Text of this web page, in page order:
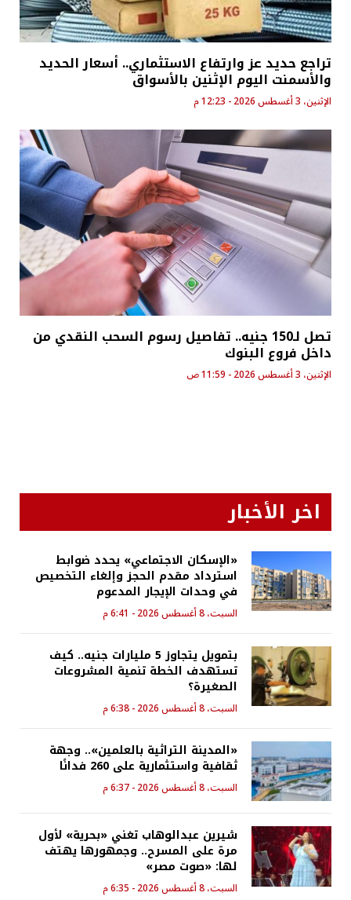
تراجع حديد عز وارتفاع الاستثماري.. أسعار الحديد
والأسمنت اليوم الإثنين بالأسواق
الإثنين، 3 أغسطس 2026 - 12:23 م
تصل لـ150 جنيه.. تفاصيل رسوم السحب النقدي من
داخل فروع البنوك
الإثنين، 3 أغسطس 2026 - 11:59 ص
اخر الأخبار
«الإسكان الاجتماعي» يحدد ضوابط
استرداد مقدم الحجز وإلغاء التخصيص
في وحدات الإيجار المدعوم
السبت، 8 أغسطس 2026 - 6:41 م
بتمويل يتجاوز 5 مليارات جنيه.. كيف
تستهدف الخطة تنمية المشروعات
الصغيرة؟
السبت، 8 أغسطس 2026 - 6:38 م
«المدينة التراثية بالعلمين».. وجهة
ثقافية واستثمارية على 260 فدانًا
السبت، 8 أغسطس 2026 - 6:37 م
شيرين عبدالوهاب تغني «بحرية» لأول
مرة على المسرح.. وجمهورها يهتف
لها: «صوت مصر»
السبت، 8 أغسطس 2026 - 6:35 م